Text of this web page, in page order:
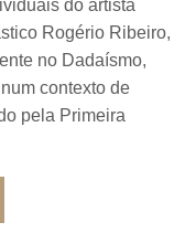
do artista
Rogério Ribeiro,
no Dadaísmo,
contexto de
pela Primeira